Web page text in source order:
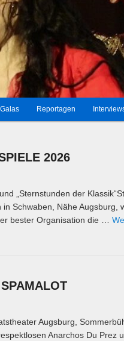
Reportagen
2026
„Sternstunden der
Schwaben, Nähe
bester Organisation die …
Augsburg,
Anarchos Du Prez